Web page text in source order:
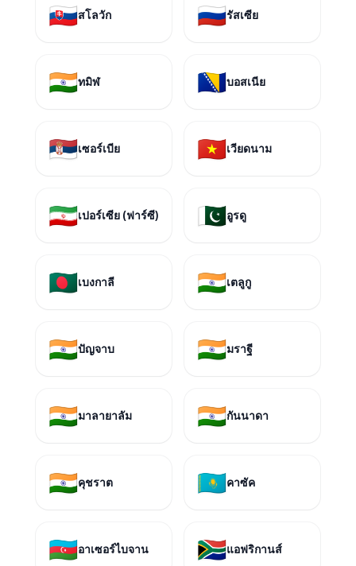
🇸🇰สโลวัก 🇷🇺รัสเซีย
🇮🇳ทมิฬ 🇧🇦บอสเนีย
🇷🇸เซอร์เบีย 🇻🇳เวียดนาม
🇮🇷เปอร์เซีย (ฟาร์ซี) 🇵🇰อูรดู
🇧🇩เบงกาลี 🇮🇳เตลูกู
🇮🇳ปัญจาบ 🇮🇳มราฐี
🇮🇳มาลายาลัม 🇮🇳กันนาดา
🇮🇳คุชราต 🇰🇿คาซัค
🇦🇿อาเซอร์ไบจาน 🇿🇦แอฟริกานส์